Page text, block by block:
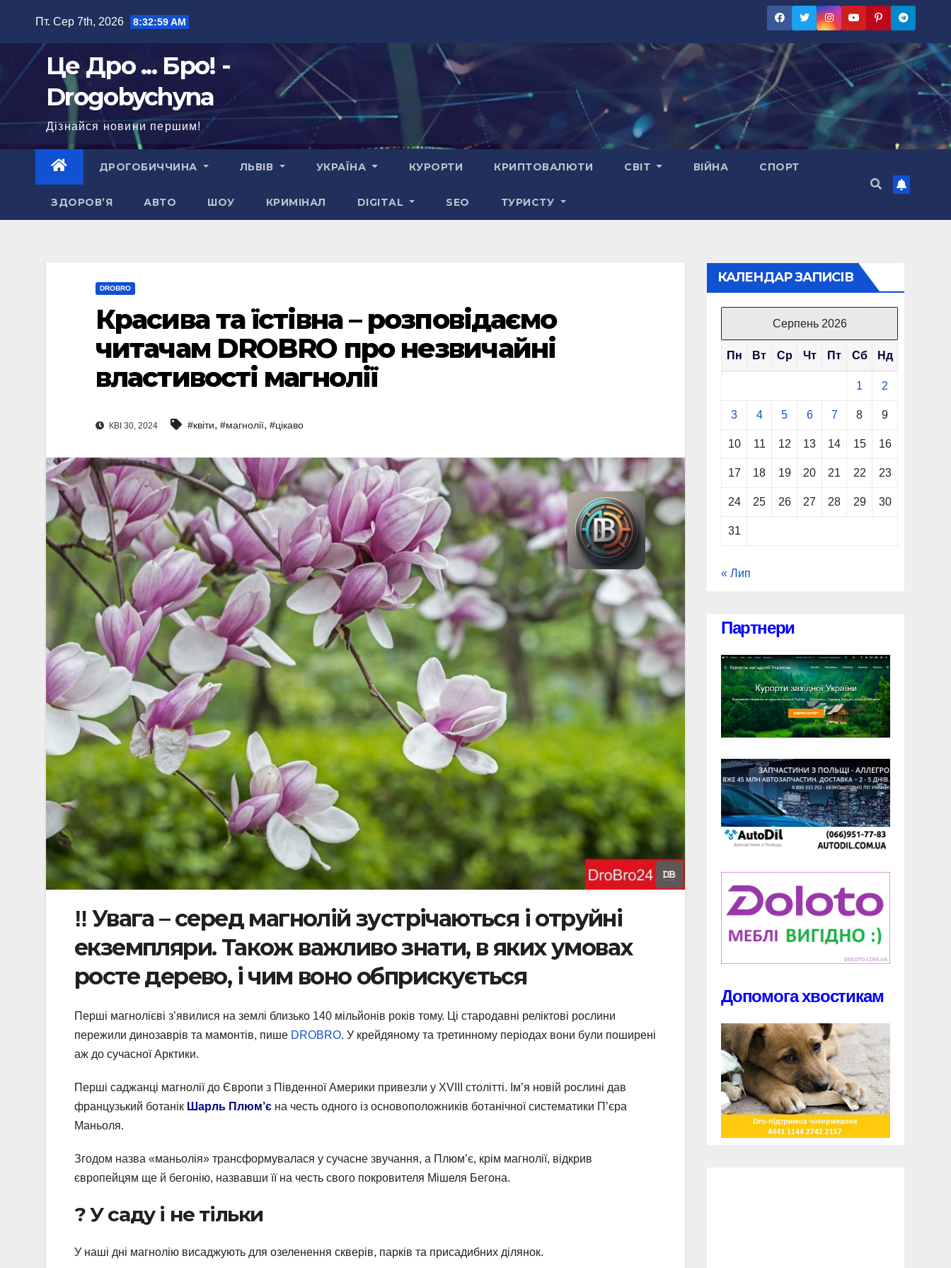
Пт. Сер 7th, 2026 8:33:01 AM
Це Дро ... Бро! -
Drogobychyna
Дізнайся новини першим!
ДРОГОБИЧЧИНА ЛЬВІВ УКРАЇНА КУРОРТИ КРИПТОВАЛЮТИ СВІТ ВІЙНА СПОРТ
ЗДОРОВ’Я АВТО ШОУ КРИМІНАЛ DIGITAL SEO ТУРИСТУ
DROBRO
Красива та їстівна – розповідаємо
читачам DROBRO про незвичайні
властивості магнолії
КВІ 30, 2024 #квіти, #магнолії, #цікаво
‼️ Увага – серед магнолій зустрічаються і отруйні
екземпляри. Також важливо знати, в яких умовах
росте дерево, і чим воно обприскується
Перші магнолієві з’явилися на землі близько 140 мільйонів років тому. Ці стародавні реліктові рослини
пережили динозаврів та мамонтів, пише DROBRO. У крейдяному та третинному періодах вони були поширені
аж до сучасної Арктики.
Перші саджанці магнолії до Європи з Південної Америки привезли у XVIII столітті. Ім’я новій рослині дав
французький ботанік Шарль Плюм’є на честь одного із основоположників ботанічної систематики П’єра
Маньоля.
Згодом назва «маньолія» трансформувалася у сучасне звучання, а Плюм’є, крім магнолії, відкрив
європейцям ще й бегонію, назвавши її на честь свого покровителя Мішеля Бегона.
? У саду і не тільки
У наші дні магнолію висаджують для озеленення скверів, парків та присадибних ділянок.
КАЛЕНДАР ЗАПИСІВ
Серпень 2026
Пн Вт Ср Чт Пт Сб Нд
1 2
3 4 5 6 7 8 9
10 11 12 13 14 15 16
17 18 19 20 21 22 23
24 25 26 27 28 29 30
31
« Лип
Партнери
Допомога хвостикам